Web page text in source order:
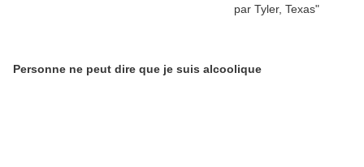
Personne ne peut dire que je suis alcoolique